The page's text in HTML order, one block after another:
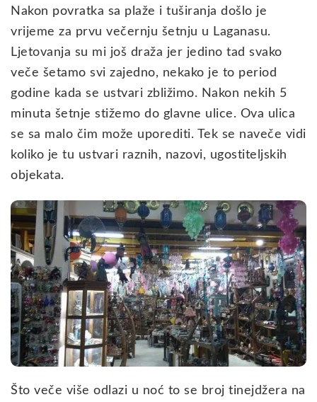
Nakon povratka sa plaže i tuširanja došlo je
vrijeme za prvu večernju šetnju u Laganasu.
Ljetovanja su mi još draža jer jedino tad svako
veče šetamo svi zajedno, nekako je to period
godine kada se ustvari zbližimo. Nakon nekih 5
minuta šetnje stižemo do glavne ulice. Ova ulica
se sa malo čim može uporediti. Tek se naveče vidi
koliko je tu ustvari raznih, nazovi, ugostiteljskih
objekata.
Što veče više odlazi u noć to se broj tinejdžera na